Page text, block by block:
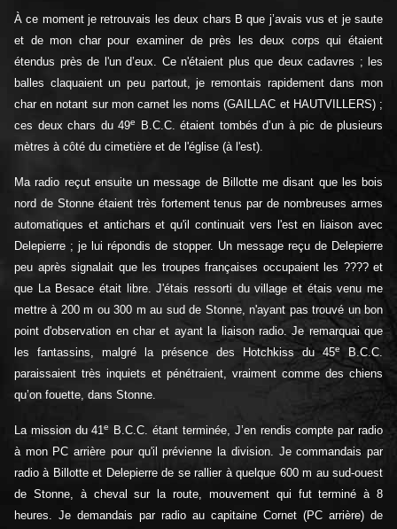
À ce moment je retrouvais les deux chars B que j’avais vus et je saute
et de mon char pour examiner de près les deux corps qui étaient
étendus près de l'un d’eux. Ce n'étaient plus que deux cadavres ; les
balles claquaient un peu partout, je remontais rapidement dans mon
char en notant sur mon carnet les noms (GAILLAC et HAUTVILLERS) ;
ces deux chars du 49e
B.C.C. étaient tombés d’un à pic de plusieurs
mètres à côté du cimetière et de l'église (à l'est).
Ma radio reçut ensuite un message de Billotte me disant que les bois
nord de Stonne étaient très fortement tenus par de nombreuses armes
automatiques et antichars et qu'il continuait vers l'est en liaison avec
Delepierre ; je lui répondis de stopper. Un message reçu de Delepierre
peu après signalait que les troupes françaises occupaient les ???? et
que La Besace était libre. J'étais ressorti du village et étais venu me
mettre à 200 m ou 300 m au sud de Stonne, n'ayant pas trouvé un bon
point d'observation en char et ayant la liaison radio. Je remarquai que
les fantassins, malgré la présence des Hotchkiss du 45e
B.C.C.
paraissaient très inquiets et pénétraient, vraiment comme des chiens
qu’on fouette, dans Stonne.
La mission du 41e
B.C.C. étant terminée, J’en rendis compte par radio
à mon PC arrière pour qu'il prévienne la division. Je commandais par
radio à Billotte et Delepierre de se rallier à quelque 600 m au sud-ouest
de Stonne, à cheval sur la route, mouvement qui fut terminé à 8
heures. Je demandais par radio au capitaine Cornet (PC arrière) de